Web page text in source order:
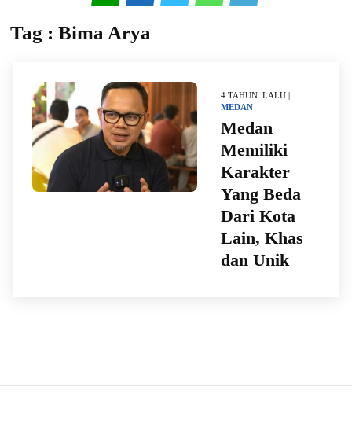
Tag : Bima Arya
4 TAHUN LALU |
MEDAN
Medan
Memiliki
Karakter
Yang Beda
Dari Kota
Lain, Khas
dan Unik